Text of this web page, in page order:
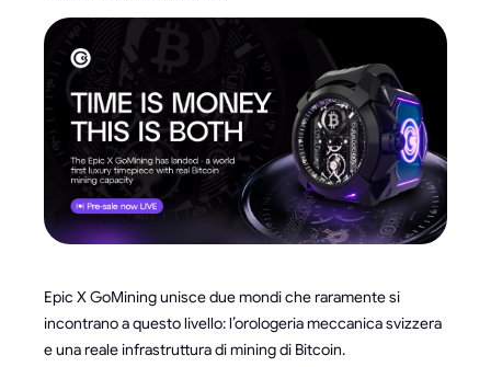
Epic X GoMining unisce due mondi che raramente si
incontrano a questo livello: l’orologeria meccanica svizzera
e una reale infrastruttura di mining di Bitcoin.